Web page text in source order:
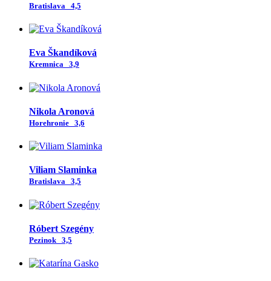
Bratislava 4,5
Eva Škandíková
Kremnica 3,9
Nikola Aronová
Horehronie 3,6
Viliam Slaminka
Bratislava 3,5
Róbert Szegény
Pezinok 3,5